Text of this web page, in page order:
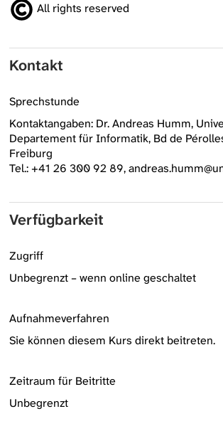
All rights reserved
Kontakt
Sprechstunde
Kontaktangaben: Dr. Andreas Humm,
Departement für Informatik, Bd de
Freiburg
Tel.: +41 26 300 92 89,
Verfügbarkeit
Zugriff
Unbegrenzt – wenn online geschaltet
Aufnahmeverfahren
Sie können diesem Kurs direkt beitreten.
Zeitraum für Beitritte
Unbegrenzt